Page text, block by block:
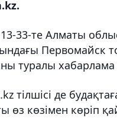
13-33-те Алматы
Первомайск
туралы хабарлама
тілшісі де
өз көзімен көріп